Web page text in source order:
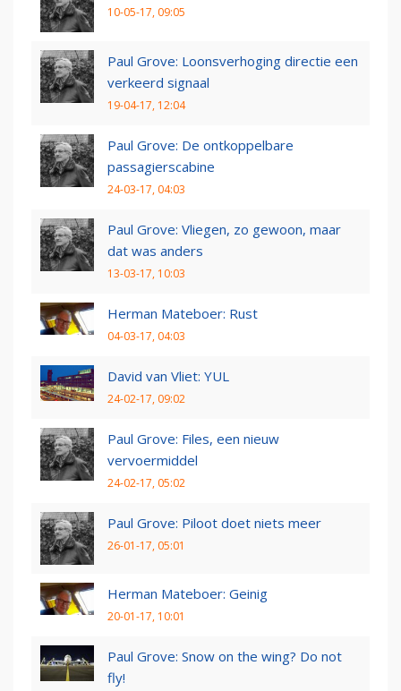
10-05-17, 09:05
Paul Grove: Loonsverhoging directie een
verkeerd signaal
19-04-17, 12:04
Paul Grove: De ontkoppelbare
passagierscabine
24-03-17, 04:03
Paul Grove: Vliegen, zo gewoon, maar
dat was anders
13-03-17, 10:03
Herman Mateboer: Rust
04-03-17, 04:03
David van Vliet: YUL
24-02-17, 09:02
Paul Grove: Files, een nieuw
vervoermiddel
24-02-17, 05:02
Paul Grove: Piloot doet niets meer
26-01-17, 05:01
Herman Mateboer: Geinig
20-01-17, 10:01
Paul Grove: Snow on the wing? Do not
fly!